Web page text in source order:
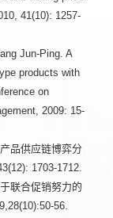
41(10): 1257-
Jun-Ping. A
products with
on
2009: 15-
品供应链博弈分
1703-1712.
联合促销努力的
56.